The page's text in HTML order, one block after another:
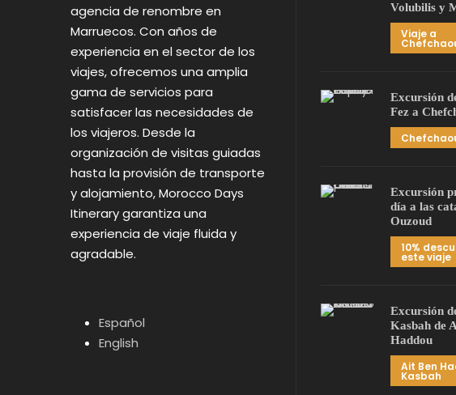
agencia de renombre en
Marruecos. Con años de
experiencia en el sector de los
viajes, ofrecemos una amplia
gama de servicios para
satisfacer las necesidades de
los viajeros. Desde la
organización de visitas guiadas
hasta la provisión de transporte
y alojamiento, Morocco Days
Itinerary garantiza una
experiencia de viaje fluida y
agradable.
Español
English
Volubilis y
Viaje a
Excursión
Fez a
Excursión
día a las
Ouzoud
10%
este viaje
Excursión
Kasbah de
Haddou
Ait Ben
Kasbah